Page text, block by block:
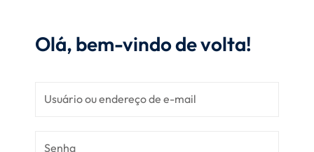
Olá, bem-vindo de volta!